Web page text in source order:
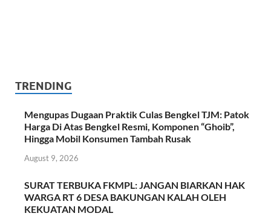
TRENDING
Mengupas Dugaan Praktik Culas Bengkel TJM: Patok
Harga Di Atas Bengkel Resmi, Komponen “Ghoib”,
Hingga Mobil Konsumen Tambah Rusak
August 9, 2026
SURAT TERBUKA FKMPL: JANGAN BIARKAN HAK
WARGA RT 6 DESA BAKUNGAN KALAH OLEH
KEKUATAN MODAL